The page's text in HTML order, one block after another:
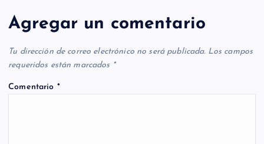
Agregar un comentario
Tu dirección de correo electrónico no será publicada. Los campos
requeridos están marcados *
Comentario *